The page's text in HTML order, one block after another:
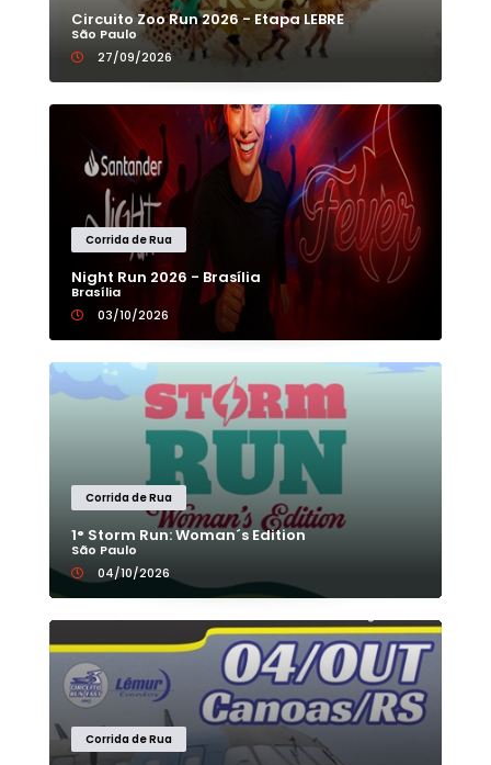
Circuito Zoo Run 2026 - Etapa LEBRE
São Paulo
27/09/2026
Corrida de Rua
Night Run 2026 - Brasília
Brasília
03/10/2026
Corrida de Rua
1° Storm Run: Woman´s Edition
São Paulo
04/10/2026
Corrida de Rua